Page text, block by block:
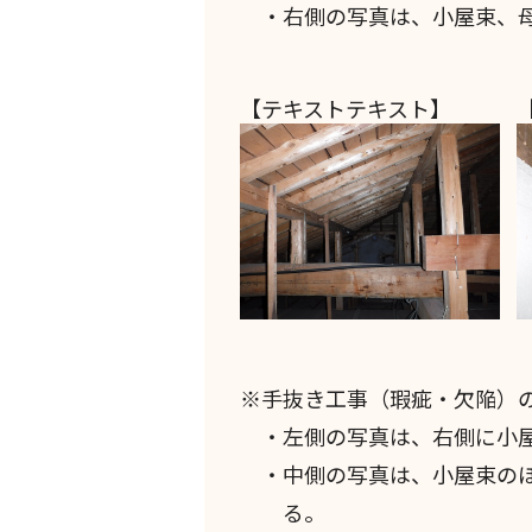
・右側の写真は、小屋束、
【テキストテキスト】
※手抜き工事（瑕疵・欠陥）
・左側の写真は、右側に小
・中側の写真は、小屋束の
る。